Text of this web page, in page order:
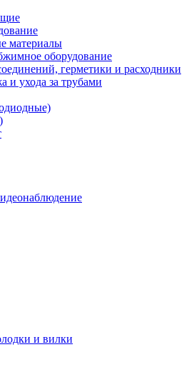
материалы
оборудование
герметики и расходники
и ухода за трубами
и вилки